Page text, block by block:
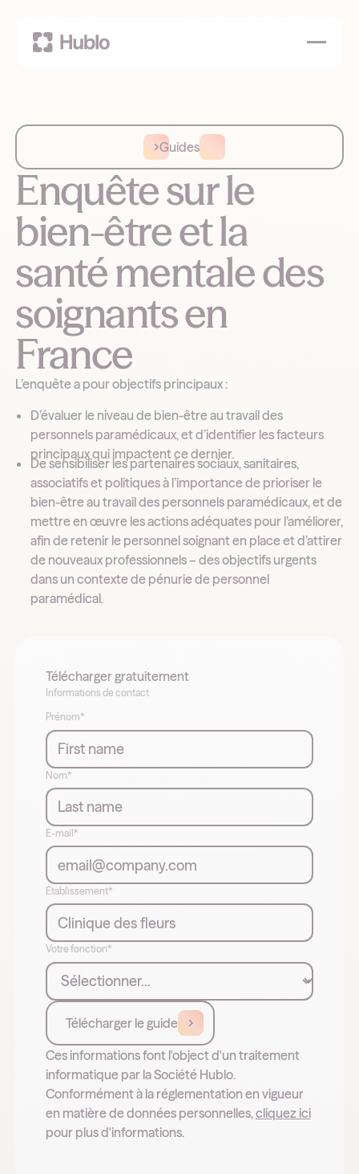
Guides
Enquête sur le
bien-être et la
santé mentale des
soignants en
France
L’enquête a pour objectifs principaux :
D’évaluer le niveau de bien-être au travail des
personnels paramédicaux, et d’identifier les facteurs
principaux qui impactent ce dernier.
De sensibiliser les partenaires sociaux, sanitaires,
associatifs et politiques à l’importance de prioriser le
bien-être au travail des personnels paramédicaux, et de
mettre en œuvre les actions adéquates pour l’améliorer,
afin de retenir le personnel soignant en place et d’attirer
de nouveaux professionnels – des objectifs urgents
dans un contexte de pénurie de personnel
paramédical.
Télécharger gratuitement
Informations de contact
Prénom*
Nom*
E-mail*
Etablissement*
Votre fonction*
Télécharger le guide
Ces informations font l'object d'un traitement
informatique par la Société Hublo.
Conformément à la réglementation en vigueur
en matière de données personnelles,cliquez ici
pour plus d'informations.